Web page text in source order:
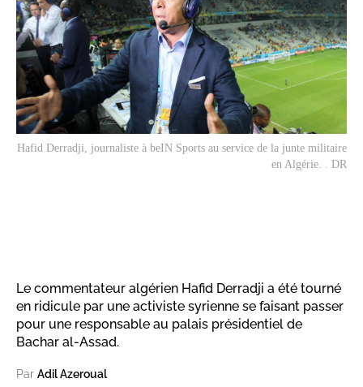
Hafid Derradji, journaliste à beIN Sports au service de la junte militaire
en Algérie. . DR
Le commentateur algérien Hafid Derradji a été tourné
en ridicule par une activiste syrienne se faisant passer
pour une responsable au palais présidentiel de
Bachar al-Assad.
Par Adil Azeroual